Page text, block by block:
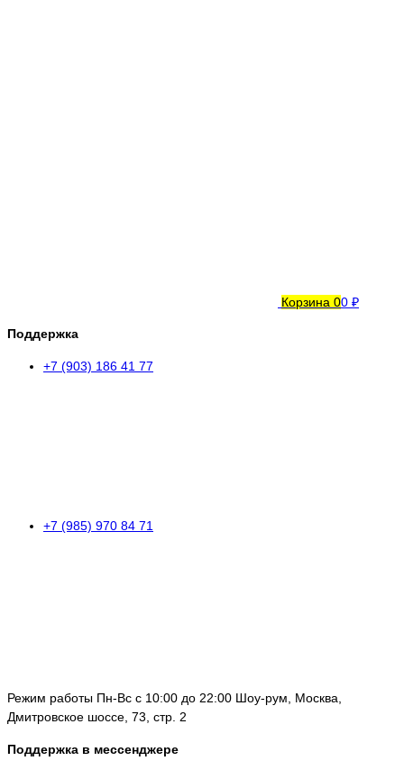
Корзина 00 ₽
Поддержка
+7 (903) 186 41 77
+7 (985) 970 84 71
Режим работы Пн-Вс с 10:00 до 22:00 Шоу-рум, Москва,
Дмитровское шоссе, 73, стр. 2
Поддержка в мессенджере